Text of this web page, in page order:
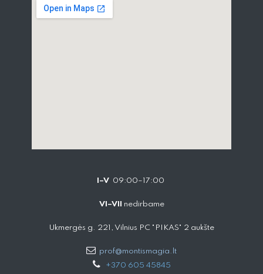
I–V 09:00–17:00
VI–VII nedirbame
Ukmergės g. 221, Vilnius PC "PIKAS" 2 aukšte
prof@montismagia.lt
+370 605 4584​5